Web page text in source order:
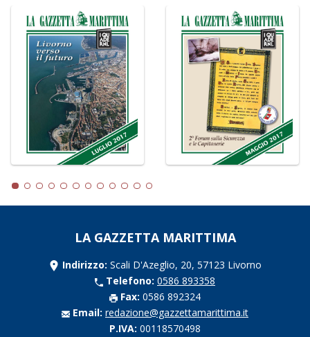
LA GAZZETTA MARITTIMA
Indirizzo: Scali D'Azeglio, 20, 57123 Livorno
Telefono: 0586 893358
Fax: 0586 892324
Email: redazione@gazzettamarittima.it
P.IVA: 00118570498